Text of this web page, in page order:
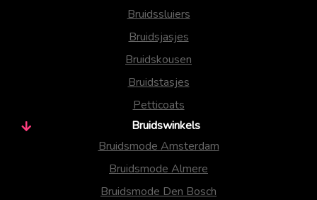
Bruidssluiers
Bruidsjasjes
Bruidskousen
Bruidstasjes
Petticoats
Bruidswinkels
Bruidsmode Amsterdam
Bruidsmode Almere
Bruidsmode Den Bosch